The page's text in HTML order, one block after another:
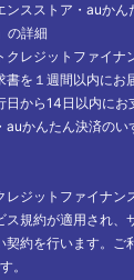
スストア・auかん
の詳細
レジットファイナ
を１週間以内にお
から14日以内にお
かんたん決済のい
ジットファイナン
規約が適用され、
約を行います。ご
。